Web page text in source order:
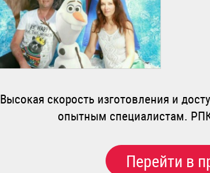
Высокая скорость изготовления и
опытным специалистам.
Перейти в